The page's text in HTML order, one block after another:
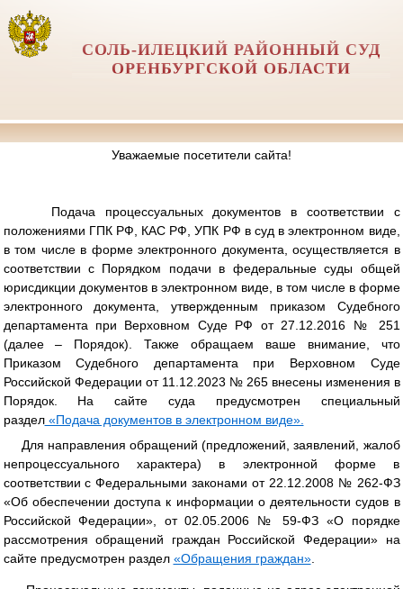
СОЛЬ-ИЛЕЦКИЙ РАЙОННЫЙ СУД
ОРЕНБУРГСКОЙ ОБЛАСТИ
Уважаемые посетители сайта!
Подача процессуальных документов в соответствии с
положениями ГПК РФ, КАС РФ, УПК РФ в суд в электронном виде,
в том числе в форме электронного документа, осуществляется в
соответствии с Порядком подачи в федеральные суды общей
юрисдикции документов в электронном виде, в том числе в форме
электронного документа, утвержденным приказом Судебного
департамента при Верховном Суде РФ от 27.12.2016 № 251
(далее – Порядок). Также обращаем ваше внимание, что
Приказом Судебного департамента при Верховном Суде
Российской Федерации от 11.12.2023 № 265 внесены изменения в
Порядок. На сайте суда предусмотрен специальный
раздел«Подача документов в электронном виде».
Для направления обращений (предложений, заявлений, жалоб
непроцессуального характера) в электронной форме в
соответствии с Федеральными законами от 22.12.2008 № 262-ФЗ
«Об обеспечении доступа к информации о деятельности судов в
Российской Федерации», от 02.05.2006 № 59-ФЗ «О порядке
рассмотрения обращений граждан Российской Федерации» на
сайте предусмотрен раздел «Обращения граждан».